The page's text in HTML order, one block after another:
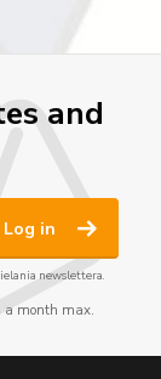
and
Log in
newslettera.
a month max.